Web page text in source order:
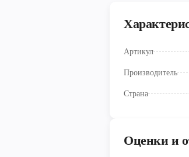
Артикул
Производитель
Страна
Оценки и